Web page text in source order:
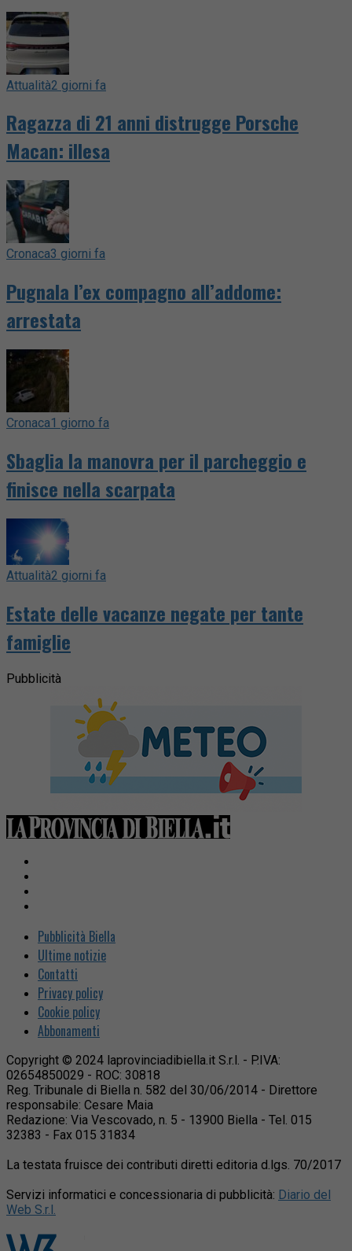
Attualità2 giorni fa
Ragazza di 21 anni distrugge Porsche
Macan: illesa
Cronaca3 giorni fa
Pugnala l’ex compagno all’addome:
arrestata
Cronaca1 giorno fa
Sbaglia la manovra per il parcheggio e
finisce nella scarpata
Attualità2 giorni fa
Estate delle vacanze negate per tante
famiglie
Pubblicità
Pubblicità Biella
Ultime notizie
Contatti
Privacy policy
Cookie policy
Abbonamenti
Copyright © 2024 laprovinciadibiella.it S.r.l. - P.IVA:
02654850029 - ROC: 30818
Reg. Tribunale di Biella n. 582 del 30/06/2014 - Direttore
responsabile: Cesare Maia
Redazione: Via Vescovado, n. 5 - 13900 Biella - Tel. 015
32383 - Fax 015 31834
La testata fruisce dei contributi diretti editoria d.lgs. 70/2017
Servizi informatici e concessionaria di pubblicità: Diario del
Web S.r.l.